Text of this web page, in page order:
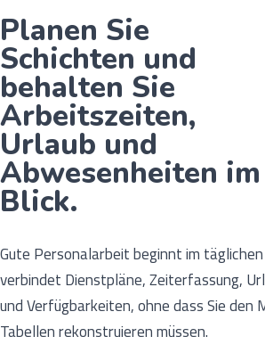
Planen Sie
Schichten und
behalten Sie
Arbeitszeiten,
Urlaub und
Abwesenheiten im
Blick.
Gute Personalarbeit beginnt im
verbindet Dienstpläne, Zeiterfassung,
und Verfügbarkeiten, ohne dass Sie den
Tabellen rekonstruieren müssen.